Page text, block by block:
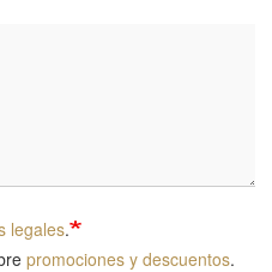
legales.
promociones y descuentos.